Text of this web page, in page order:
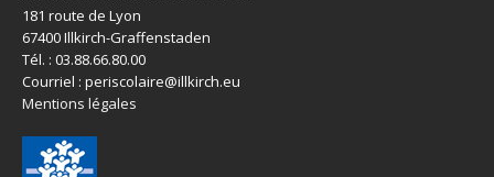
181 route de Lyon
67400 Illkirch-Graffenstaden
Tél. : 03.88.66.80.00
Courriel : periscolaire@illkirch.eu
Mentions légales